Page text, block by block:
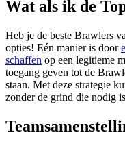
Wat als ik de
Heb je de beste Brawlers
opties! Eén manier is door
schaffen op een legitieme
toegang geven tot de
staan. Met deze strategie
zonder de grind die nodig